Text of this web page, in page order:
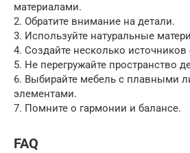
материалами.
2. Обратите внимание на детали.
3. Используйте натуральные
4. Создайте несколько источников
5. Не перегружайте пространство
6. Выбирайте мебель с плавными
элементами.
7. Помните о гармонии и балансе.
FAQ